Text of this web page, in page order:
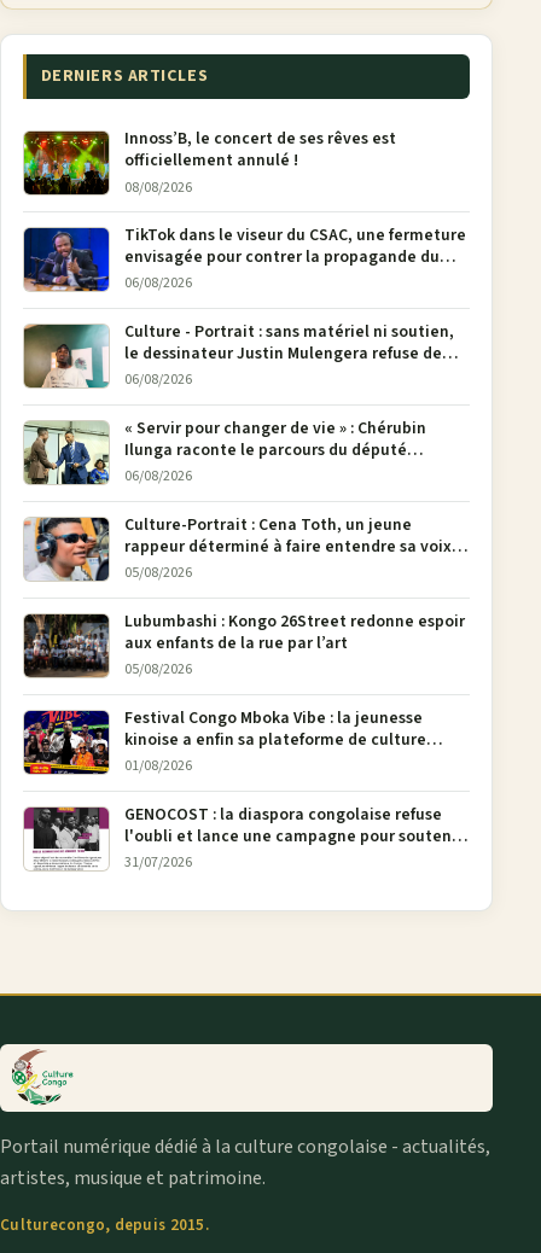
DERNIERS ARTICLES
Innoss’B, le concert de ses rêves est
officiellement annulé !
08/08/2026
TikTok dans le viseur du CSAC, une fermeture
envisagée pour contrer la propagande du
M23
06/08/2026
Culture - Portrait : sans matériel ni soutien,
le dessinateur Justin Mulengera refuse de
poser son crayon
06/08/2026
« Servir pour changer de vie » : Chérubin
Ilunga raconte le parcours du député
national Jethro Muyombi Tshimbu en 137
06/08/2026
Culture-Portrait : Cena Toth, un jeune
rappeur déterminé à faire entendre sa voix à
Bunia
05/08/2026
Lubumbashi : Kongo 26Street redonne espoir
aux enfants de la rue par l’art
05/08/2026
Festival Congo Mboka Vibe : la jeunesse
kinoise a enfin sa plateforme de culture
urbaine
01/08/2026
GENOCOST : la diaspora congolaise refuse
l'oubli et lance une campagne pour soutenir
la pétition FONAREV depuis Bruxelles
31/07/2026
Portail numérique dédié à la culture congolaise - actualités,
artistes, musique et patrimoine.
Culturecongo, depuis 2015.